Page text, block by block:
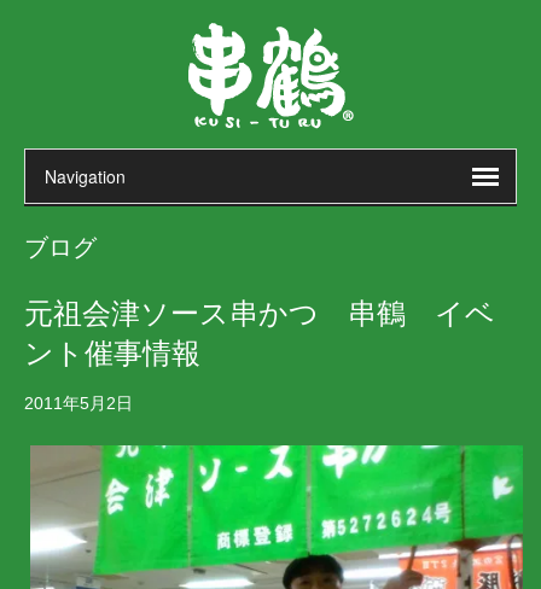
ブログ
元祖会津ソース串かつ 串鶴 イベ
ント催事情報
2011年5月2日